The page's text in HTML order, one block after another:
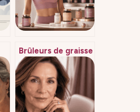
Brûleurs de graisse
: efficacité réelle,
risques cachés et
critères de choix